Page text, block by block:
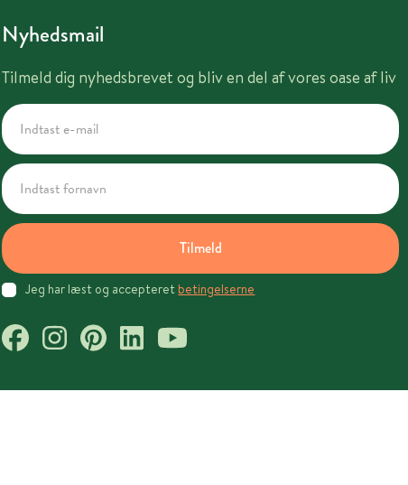
Nyhedsmail
Tilmeld dig nyhedsbrevet og bliv en del af vores oase af liv
Tilmeld
Jeg har læst og accepteret betingelserne